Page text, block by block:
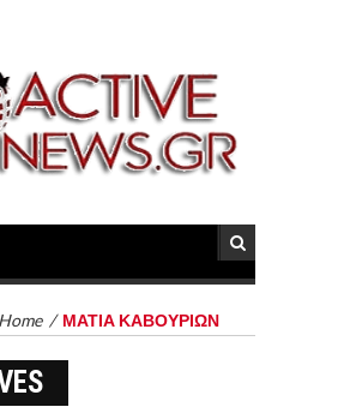
Home / ΜΑΤΙΑ ΚΑΒΟΥΡΙΩΝ